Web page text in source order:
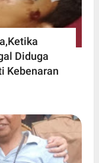
Diduga
Kebenaran